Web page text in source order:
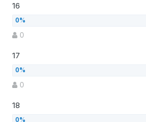
16
0
17
0
18